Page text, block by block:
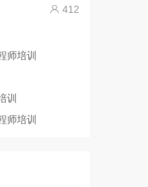
412
师培训
训
师培训